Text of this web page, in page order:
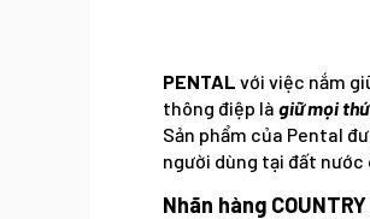
PENTALvới việc nắm
thông điệp làgiữ mọi
Sản phẩm của Pental
người dùng tại đất nước
Nhãn hàng